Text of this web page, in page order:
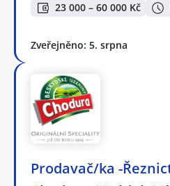
23 000 – 60 000 Kč
Zveřejněno: 5. srpna
Prodavač/ka -